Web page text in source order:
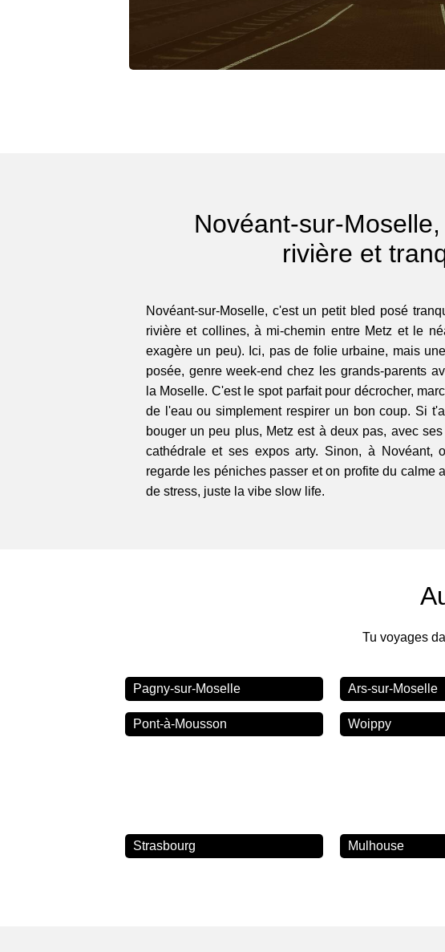
Novéant-sur-
rivière et
Novéant-sur-Moselle, c'est un petit bled posé
rivière et collines, à mi-chemin entre Metz et le
exagère un peu). Ici, pas de folie urbaine, mais
posée, genre week-end chez les grands-parents
la Moselle. C'est le spot parfait pour décrocher,
de l'eau ou simplement respirer un bon coup. Si
bouger un peu plus, Metz est à deux pas, avec
cathédrale et ses expos arty. Sinon, à Novéant,
regarde les péniches passer et on profite du calme
de stress, juste la vibe slow life.
Tu voyages
Pagny-sur-Moselle Ars-sur-Moselle
Pont-à-Mousson Woippy
Strasbourg Mulhouse